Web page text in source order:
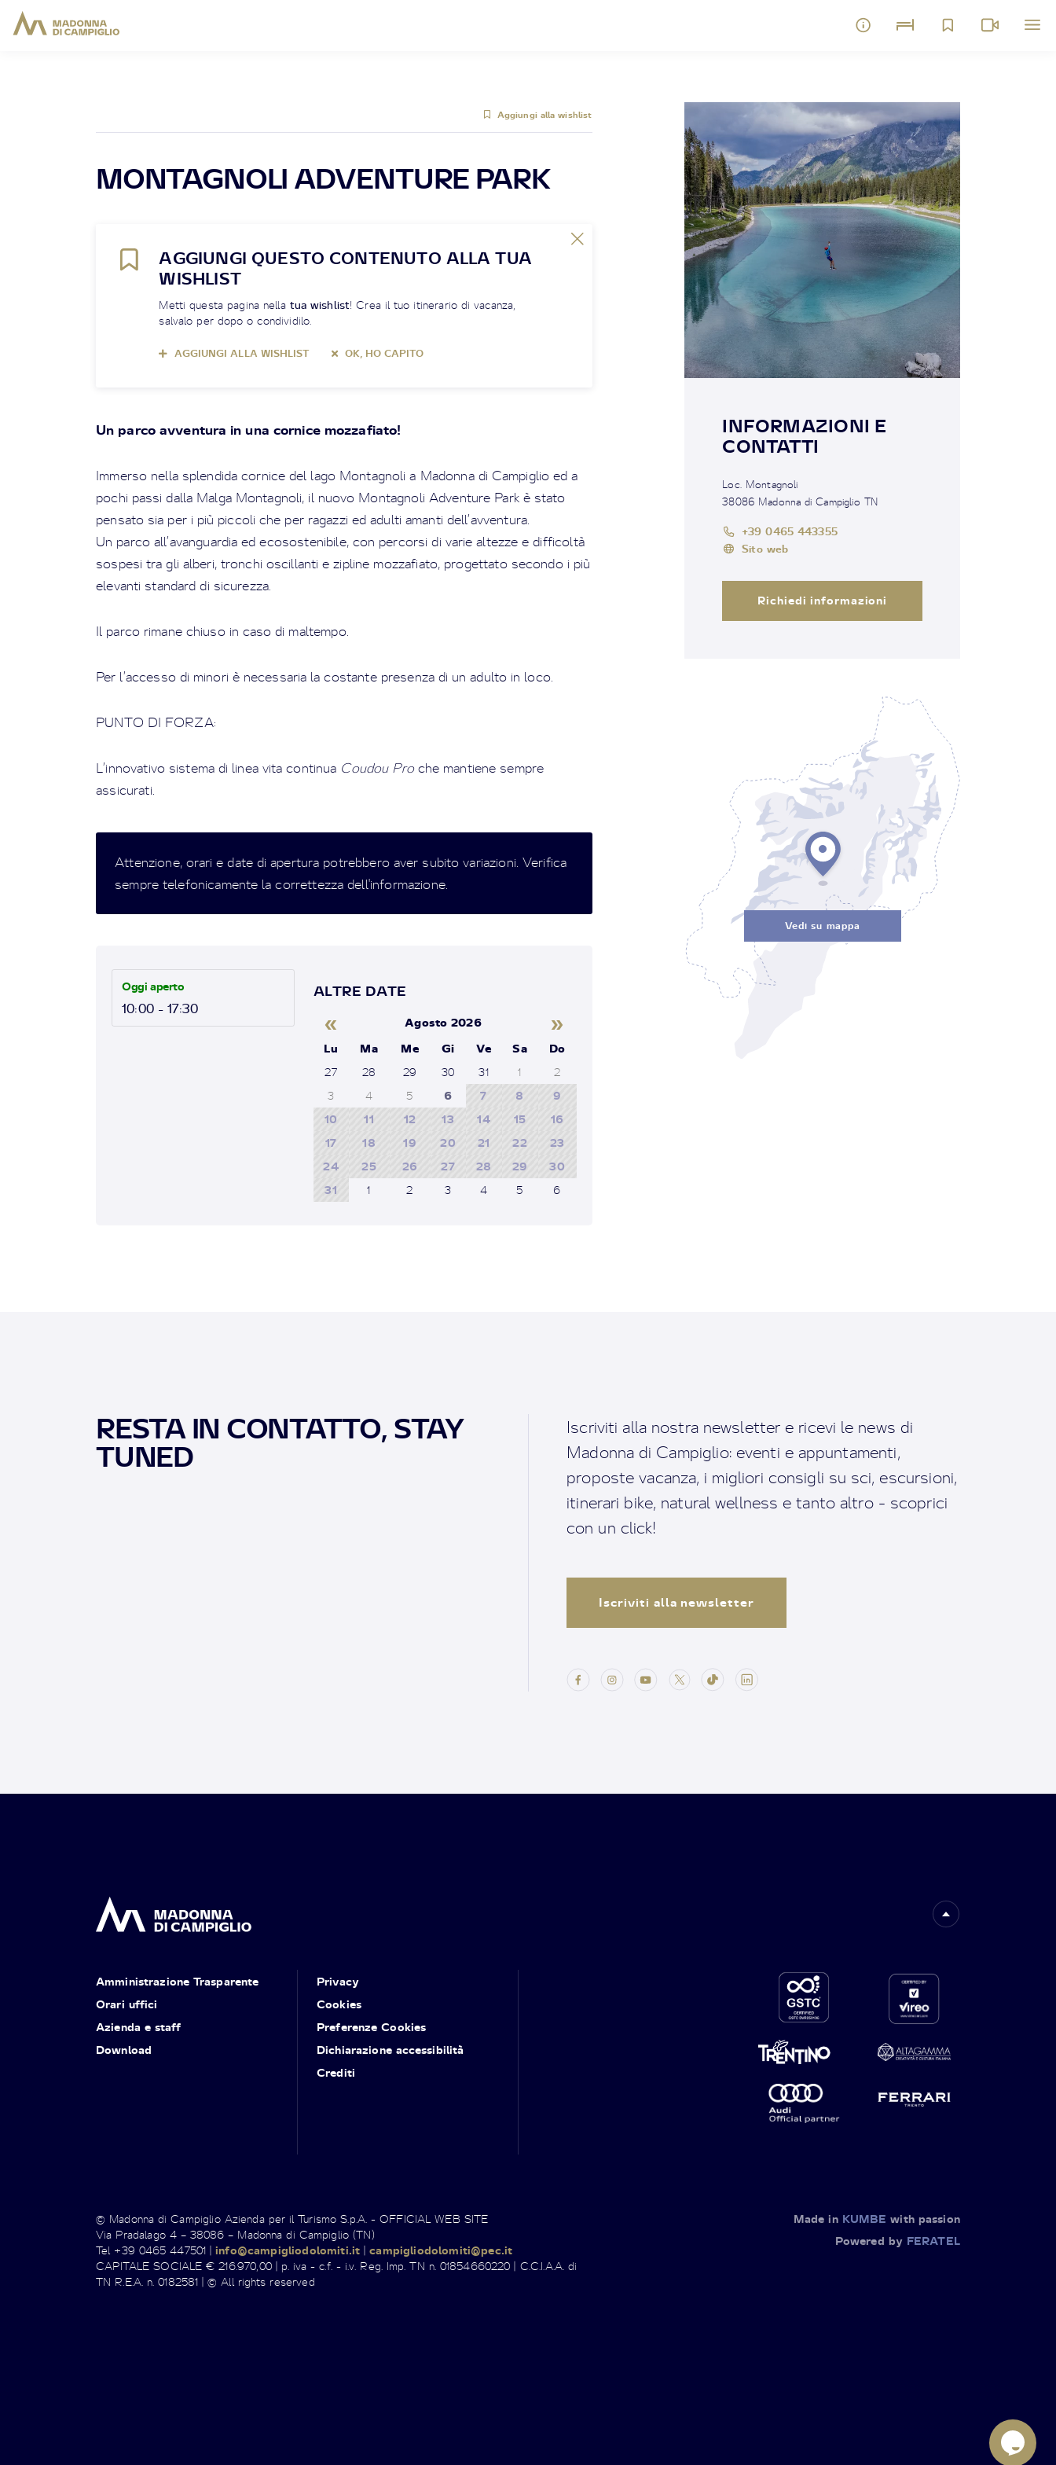
Aggiungi alla wishlist
MONTAGNOLI ADVENTURE PARK
AGGIUNGI QUESTO CONTENUTO ALLA TUA
WISHLIST
Metti questa pagina nella tua wishlist! Crea il tuo itinerario di vacanza,
salvalo per dopo o condividilo.
AGGIUNGI ALLA WISHLIST OK, HO CAPITO
Un parco avventura in una cornice mozzafiato!
Immerso nella splendida cornice del lago Montagnoli a Madonna di Campiglio ed a
pochi passi dalla Malga Montagnoli, il nuovo Montagnoli Adventure Park è stato
pensato sia per i più piccoli che per ragazzi ed adulti amanti dell’avventura.
Un parco all’avanguardia ed ecosostenibile, con percorsi di varie altezze e difficoltà
sospesi tra gli alberi, tronchi oscillanti e zipline mozzafiato, progettato secondo i più
elevanti standard di sicurezza.
Il parco rimane chiuso in caso di maltempo.
Per l’accesso di minori è necessaria la costante presenza di un adulto in loco.
PUNTO DI FORZA:
L’innovativo sistema di linea vita continua Coudou Pro che mantiene sempre
assicurati.
Attenzione, orari e date di apertura potrebbero aver subito variazioni. Verifica
sempre telefonicamente la correttezza dell'informazione.
Oggi aperto
10:00 - 17:30
ALTRE DATE
« Agosto 2026 »
Lu Ma Me Gi Ve Sa
Do
27
28 29 30 31 1
2
3
4 5 6 7 8
9
10
11 12 13 14 15
16
17
18 19 20 21 22
23
24
25 26 27 28 29
30
31
1 2 3 4 5 6
INFORMAZIONI E
CONTATTI
Loc. Montagnoli
38086 Madonna di Campiglio TN
+39 0465 443355
Sito web
Richiedi informazioni
Vedi su mappa
RESTA IN CONTATTO, STAY
TUNED
Iscriviti alla nostra newsletter e ricevi le news di
Madonna di Campiglio: eventi e appuntamenti,
proposte vacanza, i migliori consigli su sci, escursioni,
itinerari bike, natural wellness e tanto altro - scoprici
con un click!
Iscriviti alla newsletter
Amministrazione Trasparente
Orari uffici
Azienda e staff
Download
Privacy
Cookies
Preferenze Cookies
Dichiarazione accessibilità
Crediti
© Madonna di Campiglio Azienda per il Turismo S.p.A. - OFFICIAL WEB SITE
Via Pradalago 4 – 38086 – Madonna di Campiglio (TN)
Tel +39 0465 447501 |info@campigliodolomiti.it |campigliodolomiti@pec.it
CAPITALE SOCIALE € 216.970,00 | p. iva - c.f. - i.v. Reg. Imp. TN n. 01854660220 | C.C.I.A.A. di
TN R.E.A. n. 0182581 | © All rights reserved
Made in KUMBE with passion
Powered by FERATEL